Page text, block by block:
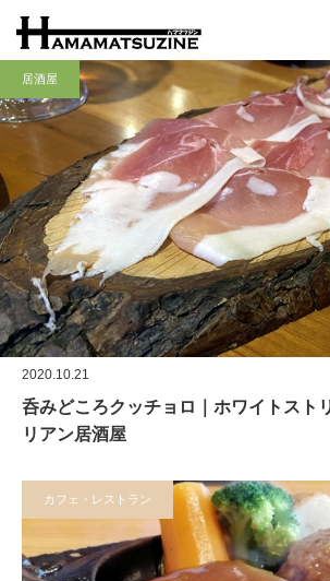
居酒屋
2020.10.21
呑みどころクッチョロ｜ホワイトスト
リアン居酒屋
カフェ・レストラン